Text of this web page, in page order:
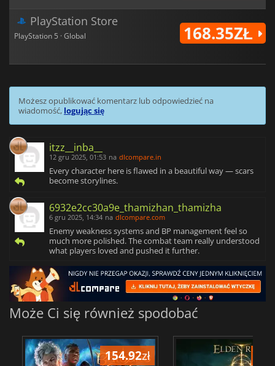
PlayStation Store
PlayStation 5 · Global 168.35ZŁ
Możesz opublikować komentarz lub odpowiedzieć na
wiadomość, logując się
itzz__inba__
12 gru 2025, 01:53 na dlcompare.in
Every character here is flawed in a beautiful way — scars
become storylines.
6932e2cc30a9e_thamizhan_thamizha
6 gru 2025, 14:34 na dlcompare.com
Enemy weakness systems and BP management feel so
much more polished. The combat team really understood
what players loved and pushed it further.
Może Ci się również spodobać
154.92zł